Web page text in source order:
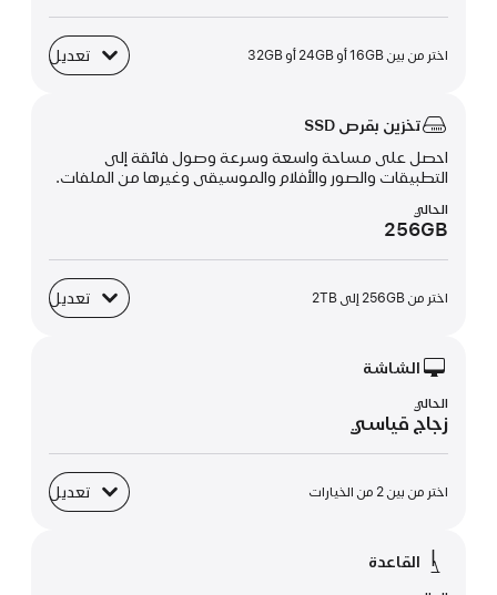
اختر من بين 16GB أو 24GB أو 32GB تعديل
ذاكرة موحدة
تخزين بقرص SSD
احصل على مساحة واسعة وسرعة وصول فائقة إلى
التطبيقات والصور والأفلام والموسيقى وغيرها من الملفات.
الحالي
256GB
اختر من 256GB إلى 2TB تعديل
تخزين بقرص SSD
الشاشة
الحالي
زجاج قياسي
اختر من بين 2 من الخيارات تعديل
الشاشة
القاعدة